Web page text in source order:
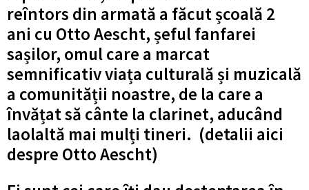
reîntors din armată a făcut școală 2
ani cu Otto Aescht, șeful fanfarei
sașilor, omul care a marcat
semnificativ viața culturală și muzicală
a comunității noastre, de la care a
învățat să cânte la clarinet, aducând
laolaltă mai mulți tineri. (detalii aici
despre Otto Aescht)